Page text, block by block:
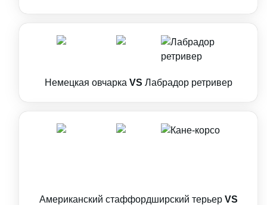
Немецкая овчарка VS Лабрадор ретривер
Американский стаффордширский терьер VS